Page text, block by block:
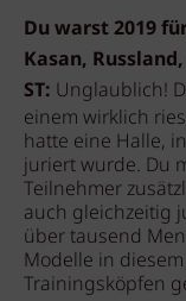
Du warst 2019
Kasan,
ST: Unglaublich!
einem wirklich
hatte eine Halle,
juriert wurde. Du
Teilnehmer
auch gleichzeitig
über tausend
Modelle in
Trainingsköpfen